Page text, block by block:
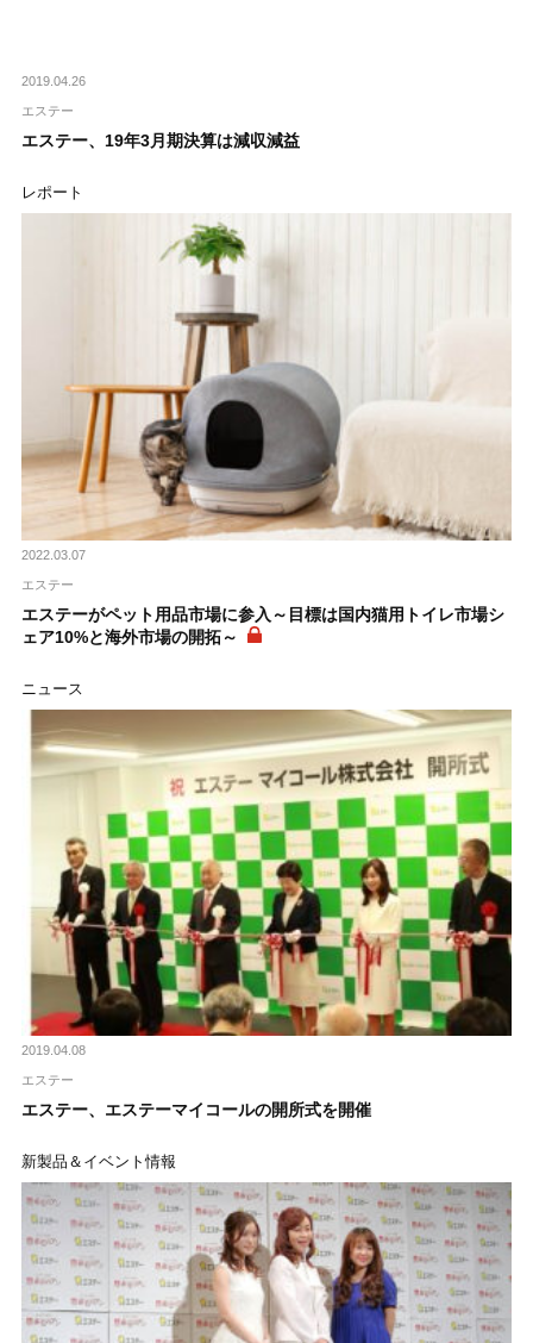
2019.04.26
エステー
エステー、19年3月期決算は減収減益
レポート
2022.03.07
エステー
エステーがペット用品市場に参入～目標は国内猫用トイレ市場シ
ェア10%と海外市場の開拓～
ニュース
2019.04.08
エステー
エステー、エステーマイコールの開所式を開催
新製品＆イベント情報